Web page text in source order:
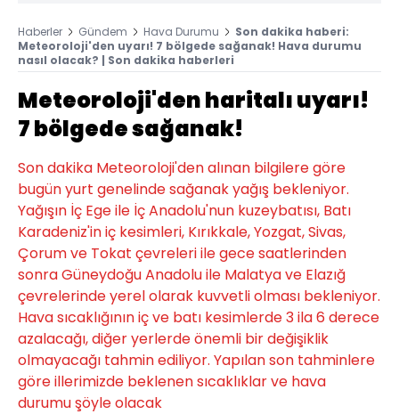
Haberler Gündem Hava Durumu
Son dakika haberi:
Meteoroloji'den uyarı! 7 bölgede sağanak! Hava durumu
nasıl olacak? | Son dakika haberleri
Meteoroloji'den haritalı uyarı!
7 bölgede sağanak!
Son dakika Meteoroloji'den alınan bilgilere göre
bugün yurt genelinde sağanak yağış bekleniyor.
Yağışın İç Ege ile İç Anadolu'nun kuzeybatısı, Batı
Karadeniz'in iç kesimleri, Kırıkkale, Yozgat, Sivas,
Çorum ve Tokat çevreleri ile gece saatlerinden
sonra Güneydoğu Anadolu ile Malatya ve Elazığ
çevrelerinde yerel olarak kuvvetli olması bekleniyor.
Hava sıcaklığının iç ve batı kesimlerde 3 ila 6 derece
azalacağı, diğer yerlerde önemli bir değişiklik
olmayacağı tahmin ediliyor. Yapılan son tahminlere
göre illerimizde beklenen sıcaklıklar ve hava
durumu şöyle olacak